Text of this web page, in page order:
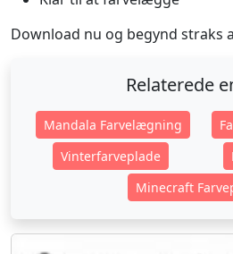
Download nu og begynd straks
Relaterede
Mandala Farvelægning
Vinterfarveplade
Minecraft